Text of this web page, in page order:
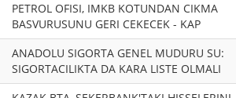
PETROL OFISI, IMKB KOTUNDAN CIKMA
BASVURUSUNU GERI CEKECEK - KAP
ANADOLU SIGORTA GENEL MUDURU SU:
SIGORTACILIKTA DA KARA LISTE OLMALI